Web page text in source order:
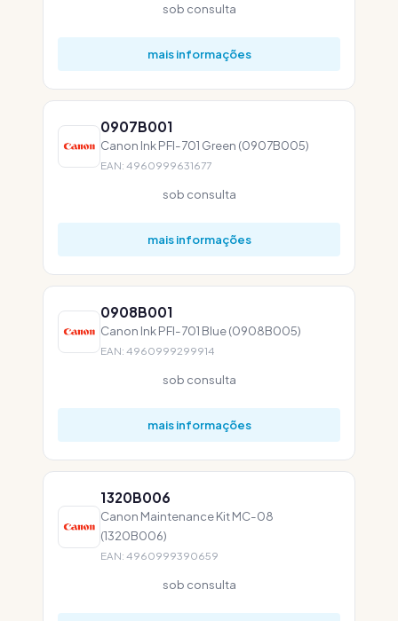
sob consulta
mais informações
0907B001
Canon Ink PFI-701 Green (0907B005)
EAN: 4960999631677
sob consulta
mais informações
0908B001
Canon Ink PFI-701 Blue (0908B005)
EAN: 4960999299914
sob consulta
mais informações
1320B006
Canon Maintenance Kit MC-08
(1320B006)
EAN: 4960999390659
sob consulta